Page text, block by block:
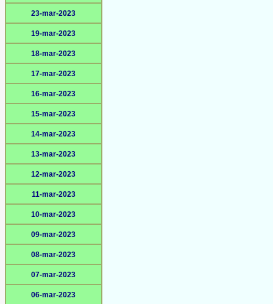
23-mar-2023
19-mar-2023
18-mar-2023
17-mar-2023
16-mar-2023
15-mar-2023
14-mar-2023
13-mar-2023
12-mar-2023
11-mar-2023
10-mar-2023
09-mar-2023
08-mar-2023
07-mar-2023
06-mar-2023